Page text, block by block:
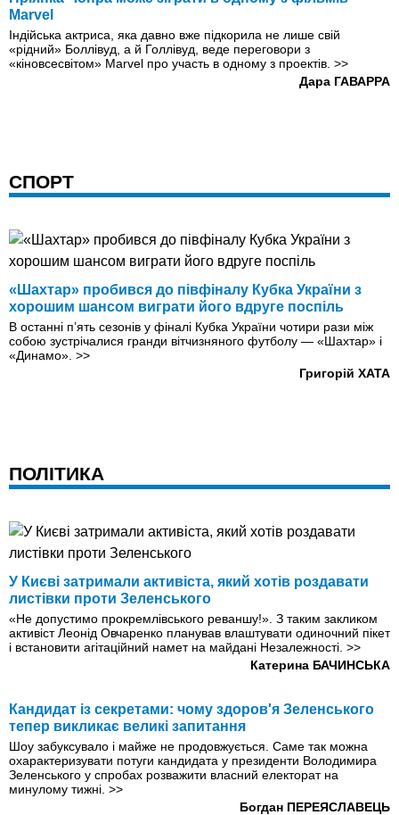
Marvel
Індійська актриса, яка давно вже підкорила не лише свій
«рідний» Боллівуд, а й Голлівуд, веде переговори з
«кіновсесвітом» Marvel про участь в одному з проектів. >>
Дара ГАВАРРА
СПОРТ
«Шахтар» пробився до півфіналу Кубка України з
хорошим шансом виграти його вдруге поспіль
В останні п’ять сезонів у фіналі Кубка України чотири рази між
собою зустрічалися гранди вітчизняного футболу — «Шахтар» і
«Динамо». >>
Григорій ХАТА
ПОЛІТИКА
У Києві затримали активіста, який хотів роздавати
листівки проти Зеленського
«Не допустимо прокремлівського реваншу!». З таким закликом
активіст Леонід Овчаренко планував влаштувати одиночний пікет
і встановити агітаційний намет на майдані Незалежності. >>
Катерина БАЧИНСЬКА
Кандидат із секретами: чому здоров'я Зеленського
тепер викликає великі запитання
Шоу забуксувало і майже не продовжується. Саме так можна
охарактеризувати потуги кандидата у президенти Володимира
Зеленського у спробах розважити власний електорат на
минулому тижні. >>
Богдан ПЕРЕЯСЛАВЕЦЬ